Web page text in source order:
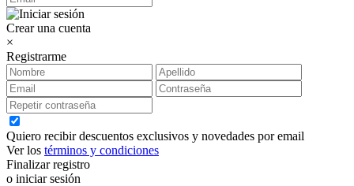
Crear una cuenta
×
Registrarme
Quiero recibir descuentos exclusivos y novedades por email
Ver los términos y condiciones
Finalizar registro
o iniciar sesión